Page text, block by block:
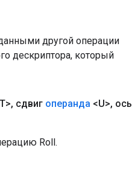
другой операции
дескриптора, который
, сдвиг операнда <U>, ось
Roll.